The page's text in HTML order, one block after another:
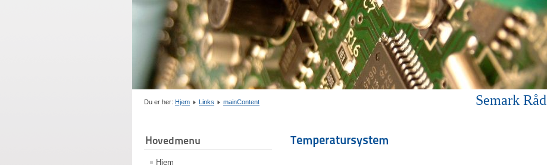
Du er her: Hjem Links mainContent Semark
Hovedmenu
Hjem
Temperatursystem